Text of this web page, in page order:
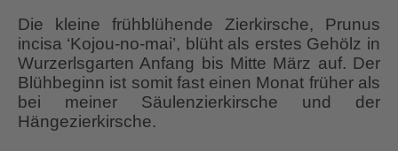
Die kleine frühblühende Zierkirsche, Prunus
incisa ‘Kojou-no-mai’, blüht als erstes Gehölz in
Wurzerlsgarten Anfang bis Mitte März auf. Der
Blühbeginn ist somit fast einen Monat früher als
bei meiner Säulenzierkirsche und der
Hängezierkirsche.